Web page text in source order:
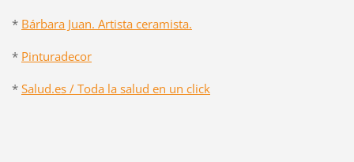
* Bárbara Juan. Artista ceramista.
* Pinturadecor
* Salud.es / Toda la salud en un click